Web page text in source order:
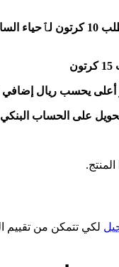
- التوصيل مجاناً لأقل طلب 10 كرتون
و أعلى يحسب ريال
على الحساب البنكي
لكي تتمكن من تقييم